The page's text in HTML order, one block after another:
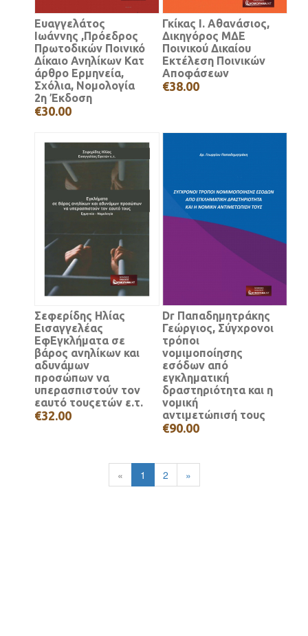
Ευαγγελάτος
Ιωάννης ,Πρόεδρος
Πρωτοδικών Ποινικό
Δίκαιο Ανηλίκων Κατ
άρθρο Ερμηνεία,
Σχόλια, Νομολογία
2η Έκδοση
€30.00
Γκίκας Ι. Αθανάσιος,
Δικηγόρος ΜΔΕ
Ποινικού Δικαίου
Εκτέλεση Ποινικών
Αποφάσεων
€38.00
Σεφερίδης Ηλίας
Εισαγγελέας
ΕφΕγκλήματα σε
βάρος ανηλίκων και
αδυνάμων
προσώπων να
υπερασπιστούν τον
εαυτό τουςετών ε.τ.
€32.00
Dr Παπαδημητράκης
Γεώργιος, Σύγχρονοι
τρόποι
νομιμοποίησης
εσόδων από
εγκληματική
δραστηριότητα και η
νομική
αντιμετώπισή τους
€90.00
« 1 2 »